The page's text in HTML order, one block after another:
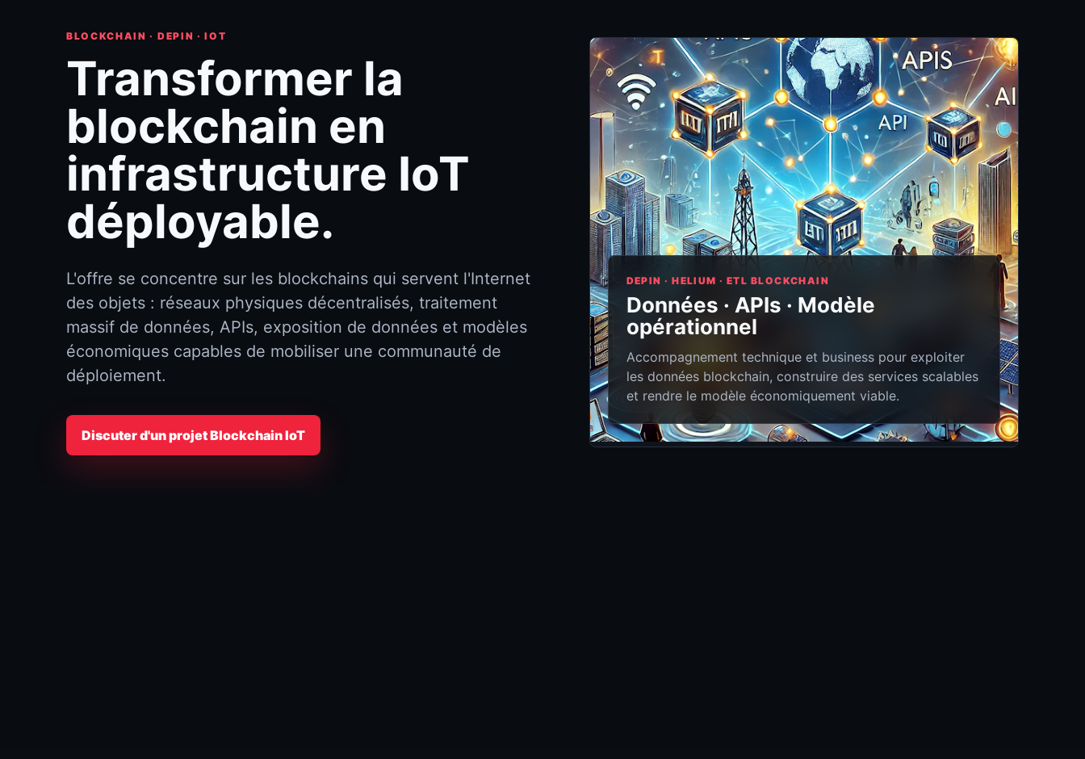
BLOCKCHAIN · DEPIN · IOT
Transformer la
blockchain en
infrastructure IoT
déployable.
L'offre se concentre sur les blockchains qui servent l'Internet
des objets : réseaux physiques décentralisés, traitement
massif de données, APIs, exposition de données et modèles
économiques capables de mobiliser une communauté de
déploiement.
Discuter d'un projet Blockchain IoT
DEPIN · HELIUM · ETL BLOCKCHAIN
Données · APIs · Modèle
opérationnel
Accompagnement technique et business pour exploiter
les données blockchain, construire des services scalables
et rendre le modèle économiquement viable.